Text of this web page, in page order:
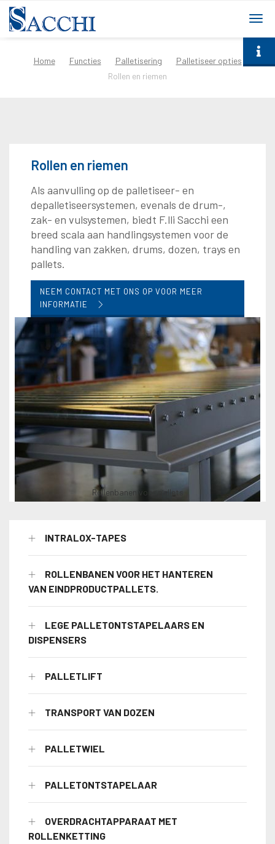
Home Functies Palletisering
Palletiseer opties
Rollen en riemen
Rollen en riemen
Als aanvulling op de palletiseer- en
depalletiseersystemen, evenals de drum-,
zak- en vulsystemen, biedt F.lli Sacchi een
breed scala aan handlingsystemen voor de
handling van zakken, drums, dozen, trays en
pallets.
NEEM CONTACT MET ONS OP VOOR MEER
INFORMATIE
Rollenbanen voor pallets
INTRALOX-TAPES
ROLLENBANEN VOOR HET HANTEREN
VAN EINDPRODUCTPALLETS.
LEGE PALLETONTSTAPELAARS EN
DISPENSERS
PALLETLIFT
TRANSPORT VAN DOZEN
PALLETWIEL
PALLETONTSTAPELAAR
OVERDRACHTAPPARAAT MET
ROLLENKETTING